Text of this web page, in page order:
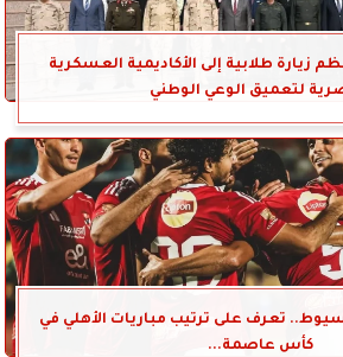
زيارة طلابية إلى الأكاديمية العسكرية
لتعميق الوعي الوطني
أسيوط.. تعرف على ترتيب مباريات الأهلي في
كأس عاصمة...